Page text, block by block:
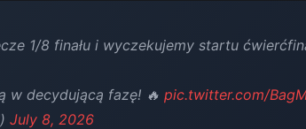
1/8 finału i wyczekujemy startu
w decydującą fazę! 🔥 pic.twitter.com/
July 8, 2026